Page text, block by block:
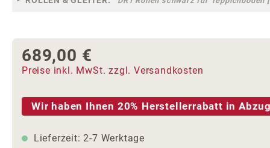
Regulärer Preis:
689,00 €
Preise inkl. MwSt. zzgl. Versandkosten
Wir haben Ihnen 20% Herstellerrabatt in
Lieferzeit: 2-7 Werktage